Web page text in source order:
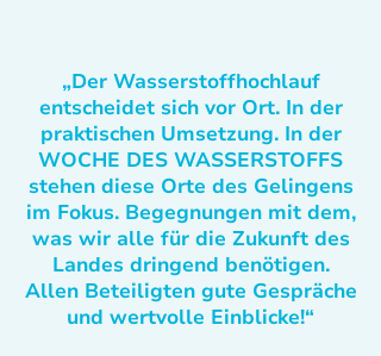
„Der Wasserstoffhochlauf
entscheidet sich vor Ort. In der
praktischen Umsetzung. In der
WOCHE DES WASSERSTOFFS
stehen diese Orte des Gelingens
im Fokus. Begegnungen mit dem,
was wir alle für die Zukunft des
Landes dringend benötigen.
Allen Beteiligten gute Gespräche
und wertvolle Einblicke!“